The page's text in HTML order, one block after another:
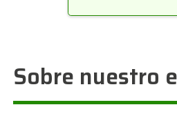
Sobre nuestro